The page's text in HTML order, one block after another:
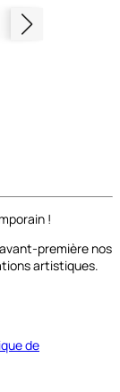
!
première nos
artistiques.
de